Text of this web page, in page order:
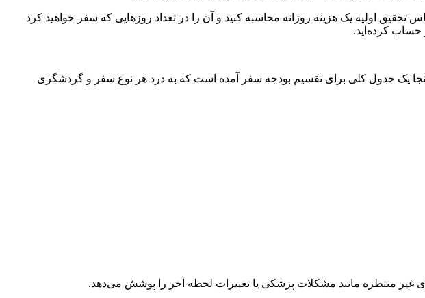
اولیه یک هزینه روزانه محاسبه کنید و آن را در تعداد روزهایی که سفر خواهید کرد
حساب کرده‌اید.
یک جدول کلی برای تقسیم بودجه سفر آمده است که به درد هر نوع سفر و گردشگری